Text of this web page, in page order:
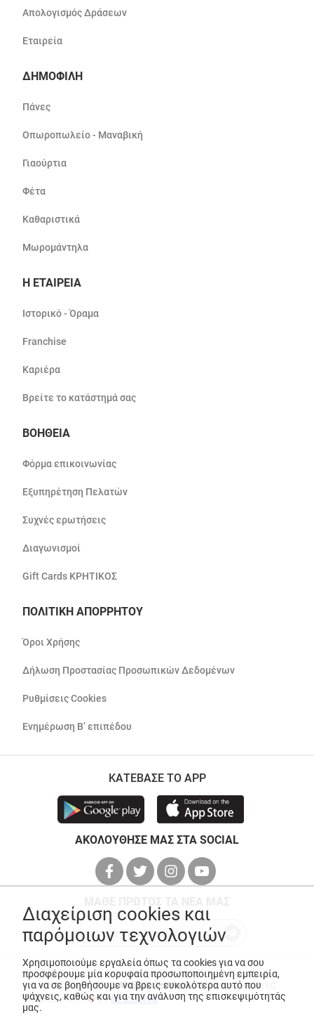
Απολογισμός Δράσεων
Εταιρεία
ΔΗΜΟΦΙΛΗ
Πάνες
Οπωροπωλείο - Μαναβική
Γιαούρτια
Φέτα
Καθαριστικά
Μωρομάντηλα
Η ΕΤΑΙΡΕΙΑ
Ιστορικό - Όραμα
Franchise
Καριέρα
Βρείτε το κατάστημά σας
ΒΟΗΘΕΙΑ
Φόρμα επικοινωνίας
Εξυπηρέτηση Πελατών
Συχνές ερωτήσεις
Διαγωνισμοί
Gift Cards ΚΡΗΤΙΚΟΣ
ΠΟΛΙΤΙΚΗ ΑΠΟΡΡΗΤΟΥ
Όροι Χρήσης
Δήλωση Προστασίας Προσωπικών Δεδομένων
Ρυθμίσεις Cookies
Ενημέρωση Β’ επιπέδου
ΚΑΤΕΒΑΣΕ ΤΟ APP
ΑΚΟΛΟΥΘΗΣΕ ΜΑΣ ΣΤΑ SOCIAL
© Copyright 2026ANEDIK Kritikos. All Rights Reserved
Made with
byDesquared
Διαχείριση cookies και
παρόμοιων τεχνολογιών
Χρησιμοποιούμε εργαλεία όπως τα cookies για να σου
προσφέρουμε μία κορυφαία προσωποποιημένη εμπειρία,
για να σε βοηθήσουμε να βρεις ευκολότερα αυτό που
ψάχνεις, καθώς και για την ανάλυση της επισκεψιμότητάς
μας.